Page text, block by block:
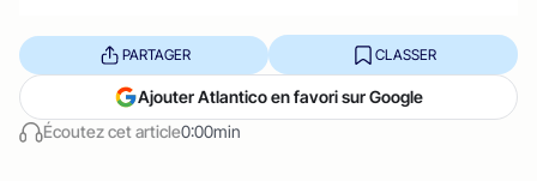
Écoutez cet article0:00min
PARTAGER CLASSER
Ajouter Atlantico en favori sur Google